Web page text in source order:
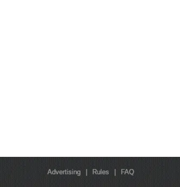
Advertising Rules FAQ